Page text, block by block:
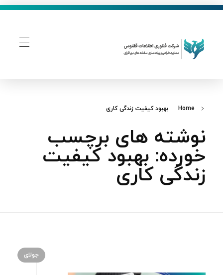
Home بهبود کیفیت زندگی کاری
نوشته های برچسب
خورده: بهبود کیفیت
زندگی کاری
جولای